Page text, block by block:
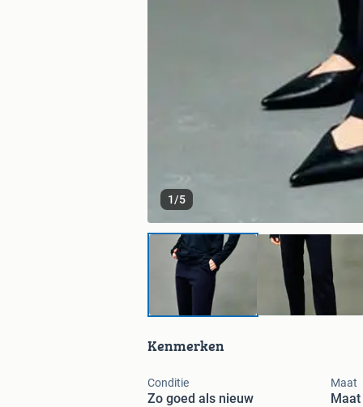
1/5
Kenmerken
Conditie
Zo goed als nieuw
Maat